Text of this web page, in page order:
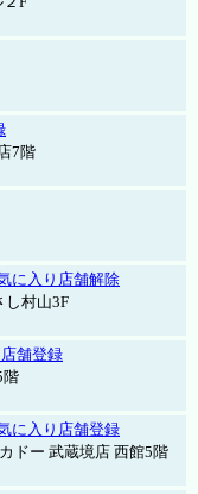
7階
に入り店舗解除
し村山3F
舗登録
階
に入り店舗登録
ドー 武蔵境店 西館5階